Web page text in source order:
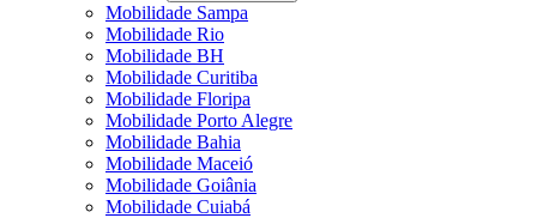
Mobilidade Sampa
Mobilidade Rio
Mobilidade BH
Mobilidade Curitiba
Mobilidade Floripa
Mobilidade Porto Alegre
Mobilidade Bahia
Mobilidade Maceió
Mobilidade Goiânia
Mobilidade Cuiabá